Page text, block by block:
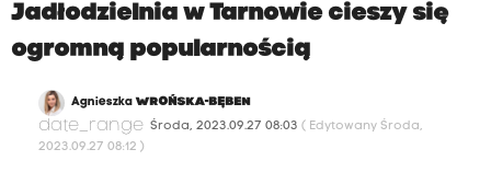
Jadłodzielnia w Tarnowie cieszy się
ogromną popularnością
AgnieszkaWROŃSKA-BĘBEN
date_range Środa, 2023.09.27 08:03 ( Edytowany Środa,
2023.09.27 08:12 )